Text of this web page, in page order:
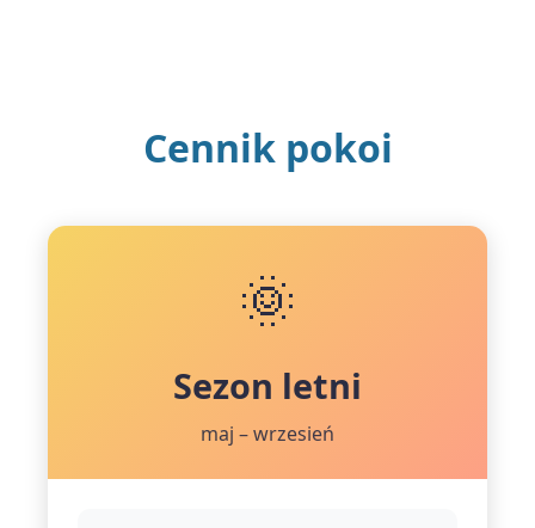
Cennik pokoi
🌞
Sezon letni
maj – wrzesień